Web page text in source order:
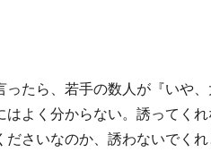
ったら、若手の数人が『いや
よく分からない。誘ってく
さいなのか、誘わないでく